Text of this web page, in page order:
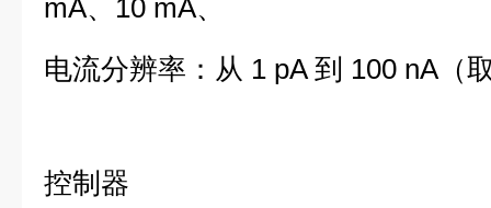
mA、10 mA、
电流分辨率：从 1 pA 到 100 nA（
控制器